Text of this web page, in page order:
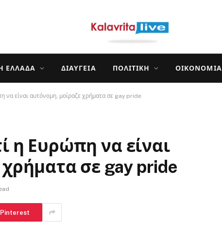
ΕΛΛΆΔΑ ΔΙΑΎΓΕΙΑ ΠΟΛΙΤΙΚΉ ΟΙΚΟΝΟΜΊΑ
να είναι αυτόνομη, μοίραζε χρήματα σε gay pride
η Ευρώπη να είναι
σε gay pride
Pinterest